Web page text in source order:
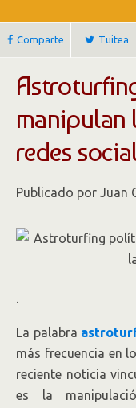
Comparte Tuitea
manipulan
redes
Publicado por Juan
.
La palabra
más frecuencia en
reciente noticia
es la